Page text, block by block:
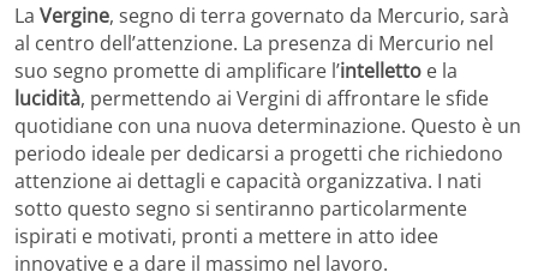
La Vergine, segno di terra governato da Mercurio, sarà
al centro dell’attenzione. La presenza di Mercurio nel
suo segno promette di amplificare l’intelletto e la
lucidità, permettendo ai Vergini di affrontare le sfide
quotidiane con una nuova determinazione. Questo è un
periodo ideale per dedicarsi a progetti che richiedono
attenzione ai dettagli e capacità organizzativa. I nati
sotto questo segno si sentiranno particolarmente
ispirati e motivati, pronti a mettere in atto idee
innovative e a dare il massimo nel lavoro.